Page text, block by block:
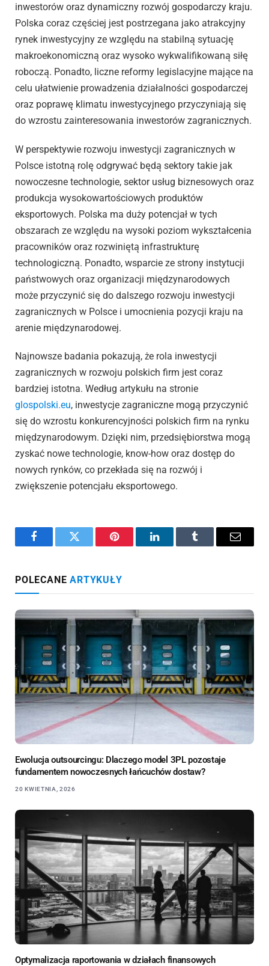
inwestorów oraz dynamiczny rozwój gospodarczy kraju.
Polska coraz częściej jest postrzegana jako atrakcyjny
rynek inwestycyjny ze względu na stabilną sytuację
makroekonomiczną oraz wysoko wykwalifikowaną siłę
roboczą. Ponadto, liczne reformy legislacyjne mające na
celu ułatwienie prowadzenia działalności gospodarczej
oraz poprawę klimatu inwestycyjnego przyczyniają się
do wzrostu zainteresowania inwestorów zagranicznych.
W perspektywie rozwoju inwestycji zagranicznych w
Polsce istotną rolę odgrywać będą sektory takie jak
nowoczesne technologie, sektor usług biznesowych oraz
produkcja wysokowartościowych produktów
eksportowych. Polska ma duży potencjał w tych
obszarach ze względu na wysoki poziom wykształcenia
pracowników oraz rozwiniętą infrastrukturę
technologiczną. Ponadto, wsparcie ze strony instytucji
państwowych oraz organizacji międzynarodowych
może przyczynić się do dalszego rozwoju inwestycji
zagranicznych w Polsce i umocnienia pozycji kraju na
arenie międzynarodowej.
Najnowsze badania pokazują, że rola inwestycji
zagranicznych w rozwoju polskich firm jest coraz
bardziej istotna. Według artykułu na stronie
glospolski.eu, inwestycje zagraniczne mogą przyczynić
się do wzrostu konkurencyjności polskich firm na rynku
międzynarodowym. Dzięki nim, przedsiębiorstwa mogą
zyskać nowe technologie, know-how oraz dostęp do
nowych rynków, co przekłada się na rozwój i
zwiększenie potencjału eksportowego.
FacebookTwitter Pinterest LinkedInTumblr Email
POLECANEARTYKUŁY
Ewolucja outsourcingu: Dlaczego model 3PL pozostaje
fundamentem nowoczesnych łańcuchów dostaw?
20 KWIETNIA, 2026
Optymalizacja raportowania w działach finansowych